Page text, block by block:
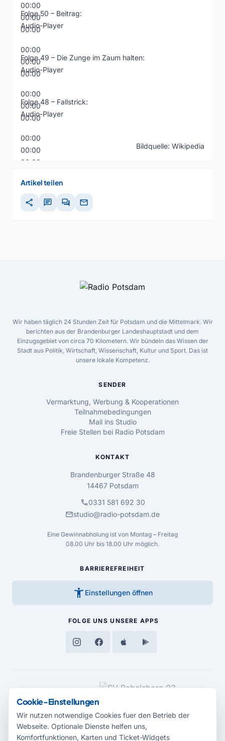
00:00
00:00
00:00
Folge 50 – Beitrag:
Audio-Player
00:00
00:00
00:00
Folge 49 – Die Zunge im Zaum halten:
Audio-Player
00:00
00:00
00:00
Folge 48 – Fallstrick:
Audio-Player
00:00
00:00
00:00
Bildquelle: Wikipedia
Artikel teilen
share chat forum mail
Wir haben täglich 24 Stunden Zeit für Potsdam und die Mittelmark. Wir
berichten aus der Brandenburger Landeshauptstadt und dem
Einzugsgebiet von circa 70 Kilometern. Wir bündeln das Wissen der
Stadt aus Politik, Wirtschaft, Wissenschaft, Kultur und Sport. Das ist
unsere lokale Kompetenz.
SENDER
Vermarktung, Werbung & Kooperationen
Teilnahmebedingungen
Mail ins Studio
Freie Stellen bei Radio Potsdam
KONTAKT
Brandenburger Straße 48
14467 Potsdam
call0331 581 692 30
mailstudio@radio-potsdam.de
Eine Gewinnabholung ist von Montag – Freitag
08.00 Uhr bis 18.00 Uhr möglich.
BARRIEREFREIHEIT
accessibility_new Einstellungen öffnen
FOLGE UNS UNSERE APPS
MEDIENPARTNER
Cookie-Einstellungen
Wir nutzen notwendige Cookies fuer den Betrieb der
Webseite. Optionale Dienste helfen uns,
Komfortfunktionen, Karten und Ticket-Widgets